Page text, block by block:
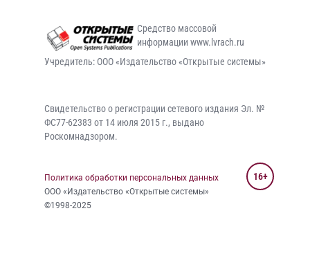
Средство массовой
информации www.lvrach.ru
Учредитель: ООО «Издательство «Открытые системы»
Свидетельство о регистрации сетевого издания Эл. №
ФС77-62383 от 14 июля 2015 г., выдано
Роскомнадзором.
Политика обработки персональных данных
ООО «Издательство «Открытые системы»
©1998-2025
16+